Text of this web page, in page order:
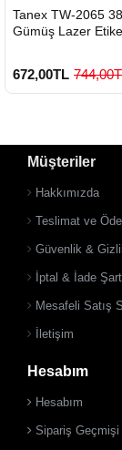
GÖNDERİ
900 TL Üzeri
Tanex TW-2065
Gümüş Lazer
672,00TL
Müşteriler
Hakkımızda
Teslimat ve
Güvenlik &
İptal & İade
Mesafeli Satış
İletişim
Hesabım
Hesabım
Sipariş Geçmişi